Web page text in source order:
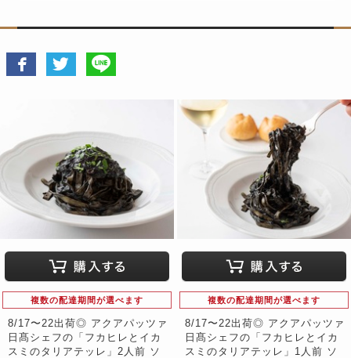
複数の配達期間が選べます
8/17〜22出荷◎ アクアパッツァ
日髙シェフの「フカヒレとイカ
スミのタリアテッレ」2人前 ソ
複数の配達期間が選べます
8/17〜22出荷◎ アクアパッツァ
日髙シェフの「フカヒレとイカ
スミのタリアテッレ」1人前 ソ